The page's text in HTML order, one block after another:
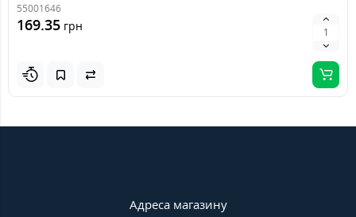
55001646
169.35 грн
Адреса магазину